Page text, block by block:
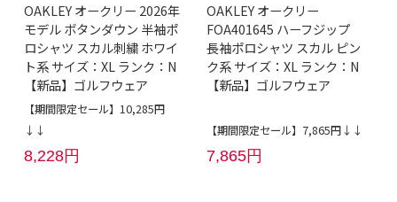
OAKLEY オークリー 2026年
モデル ボタンダウン 半袖ポ
ロシャツ スカル刺繍 ホワイ
ト系 サイズ：XL ランク：N
【新品】ゴルフウェア
【期間限定セール】10,285円
↓↓
8,228円
OAKLEY オークリー
FOA401645 ハーフジップ
長袖ポロシャツ スカル ピン
ク系 サイズ：XL ランク：N
【新品】ゴルフウェア
【期間限定セール】7,865円↓↓
7,865円